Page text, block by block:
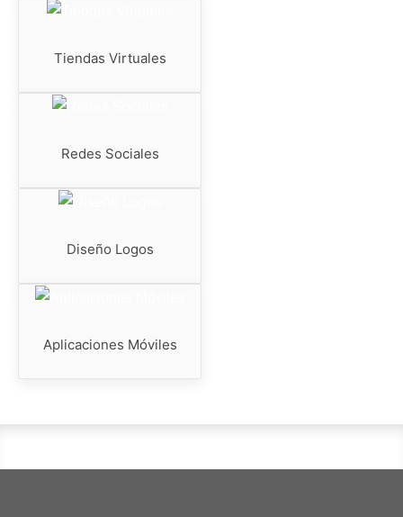
Tiendas Virtuales
Redes Sociales
Diseño Logos
Aplicaciones Móviles